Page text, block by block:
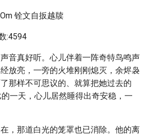
铨文自扳越牍
:4594
音真好听。心儿伴着一阵奇特鸟鸣声
放亮，一旁的火堆刚刚熄灭，余烬袅
那样不可思议的、就算把她过去的
一天，心儿居然睡得出奇安稳，一
，那道白光的笼罩也已消除。他的离